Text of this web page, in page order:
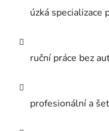
úzká specializace
ruční práce bez
profesionální a